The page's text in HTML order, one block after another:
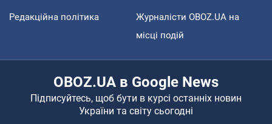
Редакційна політика
Журналісти OBOZ.UA на
місці подій
OBOZ.UA в Google News
Підписуйтесь, щоб бути в курсі останніх новин
України та світу сьогодні